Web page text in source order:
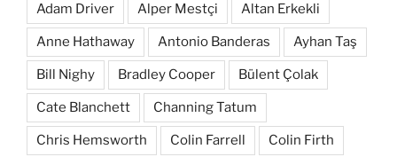
Adam Driver Alper Mestçi Altan Erkekli
Anne Hathaway Antonio Banderas Ayhan Taş
Bill Nighy Bradley Cooper Bülent Çolak
Cate Blanchett Channing Tatum
Chris Hemsworth Colin Farrell Colin Firth